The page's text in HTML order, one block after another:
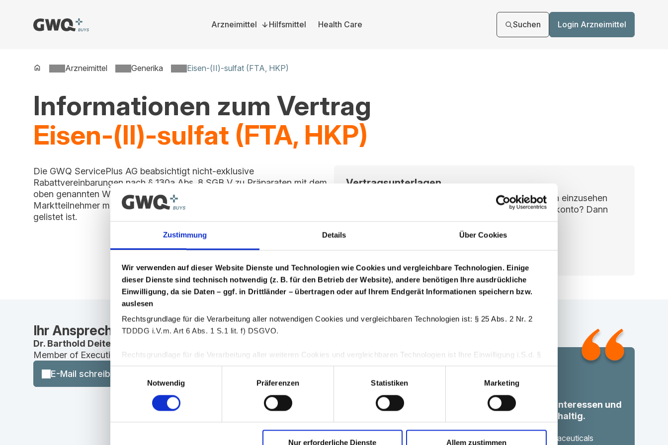
Zustimmung Details Über Cookies
Wir verwenden auf dieser Website Dienste und Technologien wie Cookies und vergleichbare Technologien. Einige
dieser Dienste sind technisch notwendig (z. B. für den Betrieb der Website), andere benötigen Ihre ausdrückliche
Einwilligung, da sie Daten – ggf. in Drittländer – übertragen oder auf Ihrem Endgerät Informationen speichern bzw.
auslesen
Rechtsgrundlage für die Verarbeitung aller notwendigen Cookies und vergleichbaren Technologien ist: § 25 Abs. 2 Nr. 2
TDDDG i.V.m. Art 6 Abs. 1 S.1 lit. f) DSGVO.
Rechtsgrundlage für die Verarbeitung aller weiteren Cookies und vergleichbaren Technologien ist Ihre Einwilligung i.S.d. §
25 Abs. 1 TDDDG i. V. m. Art. 6 Abs. 1 S. 1 lit. a) DSGVO.
Notwendig
Präferenzen Statistiken Marketing
Nur erforderliche Dienste Allem zustimmen
Spring
Arzneimittel Hilfsmittel Health Care Suchen Login Arzneimittel
Arzneimittel Generika Eisen-(II)-sulfat (FTA, HKP)
Informationen zum Vertrag
Eisen-(II)-sulfat (FTA, HKP)
Die GWQ ServicePlus AG beabsichtigt nicht-exklusive
Rabattvereinbarungen nach § 130a Abs. 8 SGB V zu Präparaten mit dem
oben genannten Wirkstoff zu schließen. Ein Beitritt ist für alle
Marktteilnehmer möglich, solange dieser Vertrag im Vergabeportal
gelistet ist.
Vertragsunterlagen
Bitte melden Sie sich an, um Ihre Vertragsunterlagen einzusehen
und herunterzuladen. Sie haben noch kein Benutzerkonto? Dann
können Sie sich hier direkt registrieren.
Login Arzneimittel Konto erstellen
Ihr Ansprechpartner
Dr. Barthold Deiters
Member of Executive Board, Pharmaceuticals
E-Mail schreiben
GWQ schafft Transparenz, bündelt Interessen und
stärkt die Versorgung nachhaltig.
Member of Executive Board, Pharmaceuticals